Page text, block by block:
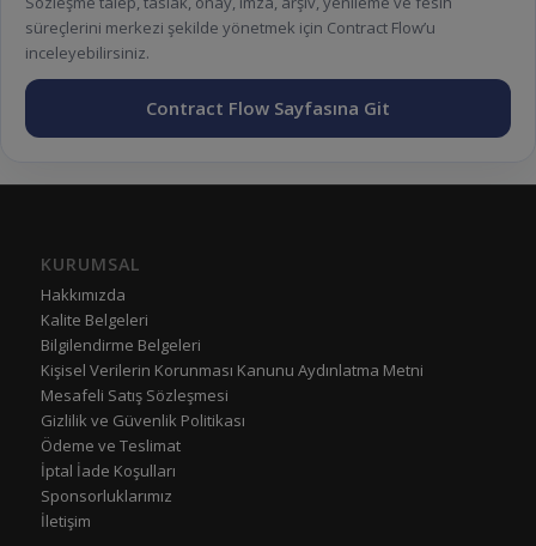
süreçlerini merkezi şekilde yönetmek için Contract Flow’u
inceleyebilirsiniz.
Contract Flow Sayfasına Git
KURUMSAL
Hakkımızda
Kalite Belgeleri
Bilgilendirme Belgeleri
Kişisel Verilerin Korunması Kanunu Aydınlatma Metni
Mesafeli Satış Sözleşmesi
Gizlilik ve Güvenlik Politikası
Ödeme ve Teslimat
İptal İade Koşulları
Sponsorluklarımız
İletişim